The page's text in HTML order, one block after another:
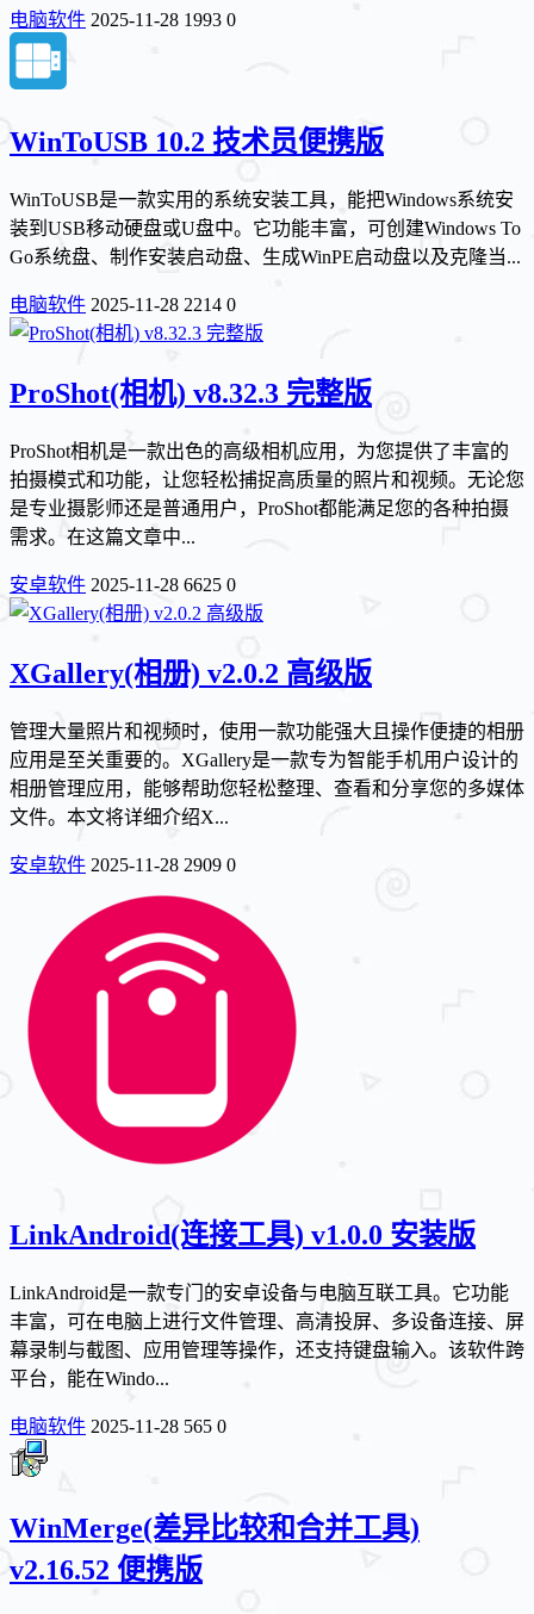
电脑软件 2025-11-28 1993 0
WinToUSB 10.2 技术员便携版
WinToUSB是一款实用的系统安装工具，能把Windows系统安
装到USB移动硬盘或U盘中。它功能丰富，可创建Windows To
Go系统盘、制作安装启动盘、生成WinPE启动盘以及克隆当...
电脑软件 2025-11-28 2214 0
ProShot(相机) v8.32.3 完整版
ProShot相机是一款出色的高级相机应用，为您提供了丰富的
拍摄模式和功能，让您轻松捕捉高质量的照片和视频。无论您
是专业摄影师还是普通用户，ProShot都能满足您的各种拍摄
需求。在这篇文章中...
安卓软件 2025-11-28 6625 0
XGallery(相册) v2.0.2 高级版
管理大量照片和视频时，使用一款功能强大且操作便捷的相册
应用是至关重要的。XGallery是一款专为智能手机用户设计的
相册管理应用，能够帮助您轻松整理、查看和分享您的多媒体
文件。本文将详细介绍X...
安卓软件 2025-11-28 2909 0
LinkAndroid(连接工具) v1.0.0 安装版
LinkAndroid是一款专门的安卓设备与电脑互联工具。它功能
丰富，可在电脑上进行文件管理、高清投屏、多设备连接、屏
幕录制与截图、应用管理等操作，还支持键盘输入。该软件跨
平台，能在Windo...
电脑软件 2025-11-28 565 0
WinMerge(差异比较和合并工具)
v2.16.52 便携版